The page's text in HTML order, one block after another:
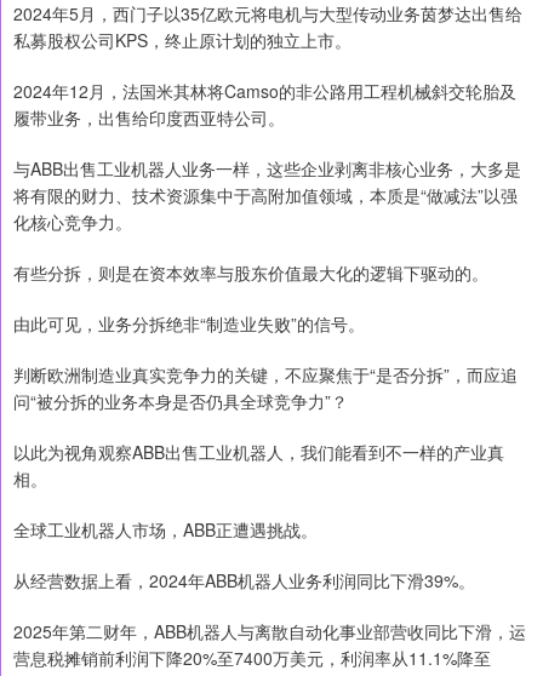
2024年5月，西门子以35亿欧元将电机与大型传动业务茵梦达出售给
私募股权公司KPS，终止原计划的独立上市。
2024年12月，法国米其林将Camso的非公路用工程机械斜交轮胎及
履带业务，出售给印度西亚特公司。
与ABB出售工业机器人业务一样，这些企业剥离非核心业务，大多是
将有限的财力、技术资源集中于高附加值领域，本质是“做减法”以强
化核心竞争力。
有些分拆，则是在资本效率与股东价值最大化的逻辑下驱动的。
由此可见，业务分拆绝非“制造业失败”的信号。
判断欧洲制造业真实竞争力的关键，不应聚焦于“是否分拆”，而应追
问“被分拆的业务本身是否仍具全球竞争力”？
以此为视角观察ABB出售工业机器人，我们能看到不一样的产业真
相。
全球工业机器人市场，ABB正遭遇挑战。
从经营数据上看，2024年ABB机器人业务利润同比下滑39%。
2025年第二财年，ABB机器人与离散自动化事业部营收同比下滑，运
营息税摊销前利润下降20%至7400万美元，利润率从11.1%降至